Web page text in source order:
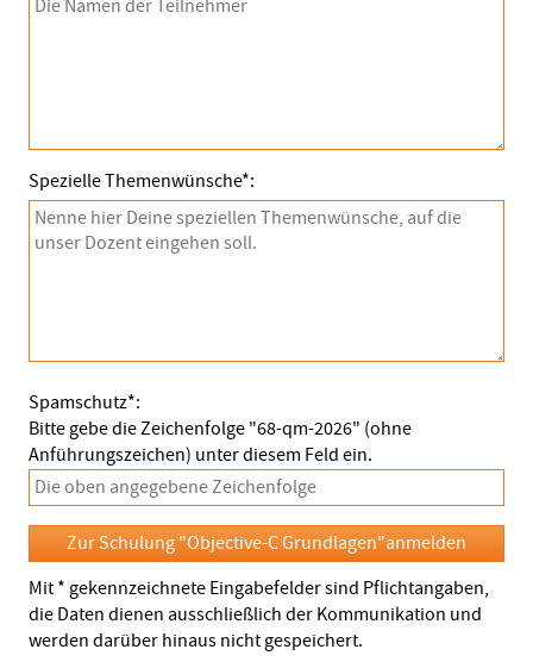
Spezielle Themenwünsche*:
Spamschutz*:
Bitte gebe die Zeichenfolge "68-qm-2026" (ohne
Anführungszeichen) unter diesem Feld ein.
Mit * gekennzeichnete Eingabefelder sind Pflichtangaben,
die Daten dienen ausschließlich der Kommunikation und
werden darüber hinaus nicht gespeichert.